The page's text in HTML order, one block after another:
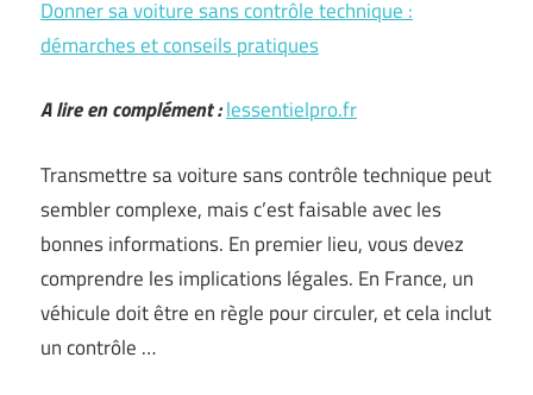
Donner sa voiture sans contrôle technique :
démarches et conseils pratiques
A lire en complément :lessentielpro.fr
Transmettre sa voiture sans contrôle technique peut
sembler complexe, mais c’est faisable avec les
bonnes informations. En premier lieu, vous devez
comprendre les implications légales. En France, un
véhicule doit être en règle pour circuler, et cela inclut
un contrôle …